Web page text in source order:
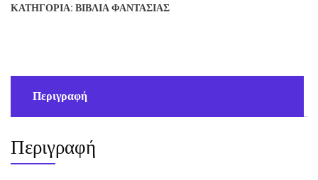
ποσότητα
ΚΑΤΗΓΟΡΊΑ: ΒΙΒΛΊΑ ΦΑΝΤΑΣΊΑΣ
Περιγραφή
Περιγραφή